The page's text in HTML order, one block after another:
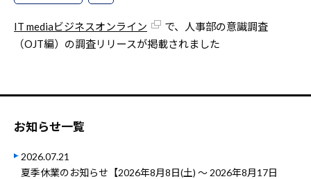
IT mediaビジネスオンライン
で、人事部の意識調査
（OJT編）の調査リリースが掲載されました
お知らせ一覧
2026.07.21
夏季休業のお知らせ【2026年8月8日(土) ～ 2026年8月17日